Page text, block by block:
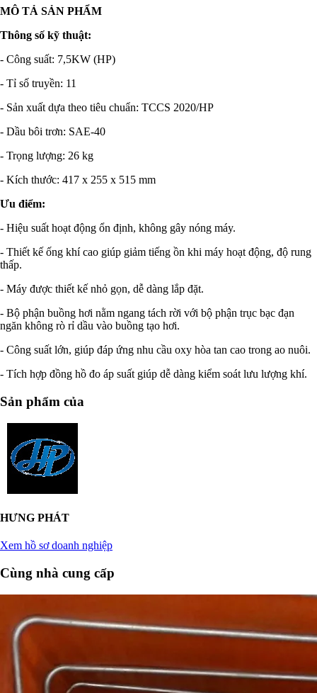
MÔ TẢ SẢN PHẨM
Thông số kỹ thuật:
- Công suất: 7,5KW (HP)
- Tỉ số truyền: 11
- Sản xuất dựa theo tiêu chuẩn: TCCS 2020/HP
- Dầu bôi trơn: SAE-40
- Trọng lượng: 26 kg
- Kích thước: 417 x 255 x 515 mm
Ưu điểm:
- Hiệu suất hoạt động ổn định, không gây nóng máy.
- Thiết kế ống khí cao giúp giảm tiếng ồn khi máy hoạt động, độ rung
thấp.
- Máy được thiết kế nhỏ gọn, dễ dàng lắp đặt.
- Bộ phận buồng hơi nằm ngang tách rời với bộ phận trục bạc đạn
ngăn không rò rỉ dầu vào buồng tạo hơi.
- Công suất lớn, giúp đáp ứng nhu cầu oxy hòa tan cao trong ao nuôi.
- Tích hợp đồng hồ đo áp suất giúp dễ dàng kiểm soát lưu lượng khí.
Sản phẩm của
HƯNG PHÁT
Xem hồ sơ doanh nghiệp
Cùng nhà cung cấp